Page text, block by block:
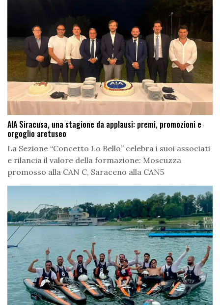
AIA Siracusa, una stagione da applausi: premi, promozioni e
orgoglio aretuseo
La Sezione “Concetto Lo Bello” celebra i suoi associati
e rilancia il valore della formazione: Moscuzza
promosso alla CAN C, Saraceno alla CAN5